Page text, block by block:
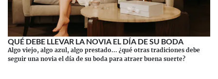
QUÉ DEBE LLEVAR LA NOVIA EL DÍA DE SU BODA
Algo viejo, algo azul, algo prestado... ¿qué otras tradiciones debe
seguir una novia el día de su boda para atraer buena suerte?